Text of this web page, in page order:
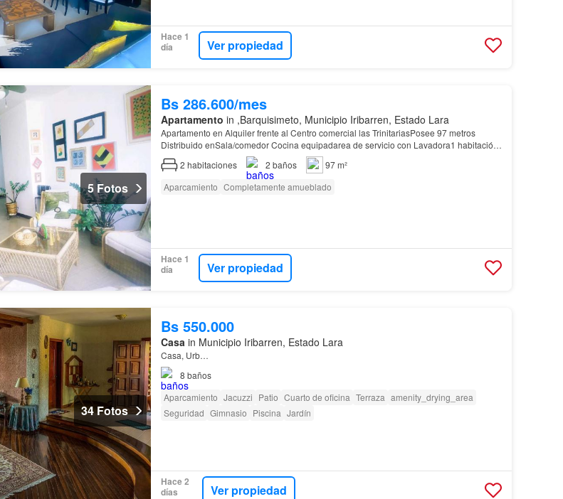
Hace 1
día
Ver propiedad
5 Fotos
Bs 286.600/mes
Apartamento in ,Barquisimeto, Municipio Iribarren, Estado Lara
Apartamento en Alquiler frente al Centro comercial las TrinitariasPosee 97 metros
Distribuido enSala/comedor Cocina equipadarea de servicio con Lavadora1 habitación
principal amoblada y baño privado1 habitación auxiliar amobl…
2 habitaciones 2 baños
97 m²
Aparcamiento Completamente amueblado
Hace 1
día
Ver propiedad
34 Fotos
Bs 550.000
Casain Municipio Iribarren, Estado Lara
Casa, Urb…
8 baños
Aparcamiento Jacuzzi Patio Cuarto de oficina Terraza amenity_drying_area
Seguridad Gimnasio Piscina Jardín
Hace 2
días
Ver propiedad